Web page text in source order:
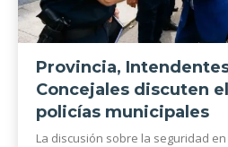
Provincia,
Concejales discuten
policías municipales
La discusión sobre la seguridad